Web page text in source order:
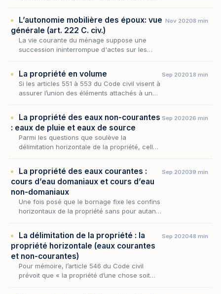
détie…
L’autonomie mobilière des époux: vue
générale (art. 222 C. civ.)
La vie courante du ménage suppose une
succession ininterrompue d'actes sur les
mobilier du foye…
Nov 20208 min
La propriété en volume
Si les articles 551 à 553 du Code civil visent à
assurer l’union des éléments attachés à un
Sep 202018 min
La propriété des eaux non-courantes
: eaux de pluie et eaux de source
Parmi les questions que soulève la
délimitation horizontale de la propriété, celle
exclusive que co…
Sep 202026 min
La propriété des eaux courantes :
cours d’eau domaniaux et cours d’eau
non-domaniaux
Une fois posé que le bornage fixe les confins
horizontaux de la propriété sans pour autant
Sep 202039 min
La délimitation de la propriété : la
propriété horizontale (eaux courantes
et non-courantes)
Pour mémoire, l’article 546 du Code civil
prévoit que « la propriété d’une chose soit
Sep 202048 min